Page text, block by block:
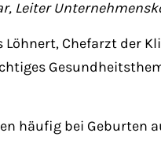
Leiter
Löhnert, Chefarzt der
häufig bei Geburten